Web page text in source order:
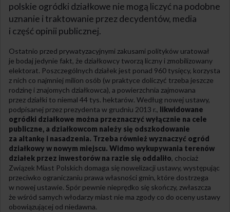
polskie ogródki działkowe nie mogą liczyć na podobne
uznanie i traktowanie przez decydentów, media
i część opinii publicznej.
Ostatnio przed prywatyzacyjnymi zakusami polityków uratował
je bodaj jedynie fakt, że działkowcy tworzą liczny i zmobilizowany
elektorat. Poszczególnych działek jest ponad 960 tysięcy, korzysta
z nich co najmniej milion osób (w praktyce doliczyć trzeba jeszcze
rodzinę i znajomych działkowca), a powierzchnia zajmowana
przez działki to niemal 44 tys. hektarów. Według nowej ustawy,
podpisanej przez prezydenta w grudniu 2013 r., likwidowane
ogródki działkowe można przeznaczyć wyłącznie na cele
publiczne, a działkowcom należy się odszkodowanie
za altankę i nasadzenia. Trzeba również wyznaczyć ogród
działkowy w nowym miejscu. Widmo wykupywania terenów
działek przez inwestorów na razie się oddaliło, chociaż
Związek Miast Polskich domaga się nowelizacji ustawy, występując
przeciwko ograniczaniu prawa własności gmin, które dostrzega
w nowej ustawie. Spór pewnie nieprędko się skończy, zwłaszcza
że wśród samych włodarzy miast nie ma zgody co do oceny ustawy
obowiązującej od niedawna.